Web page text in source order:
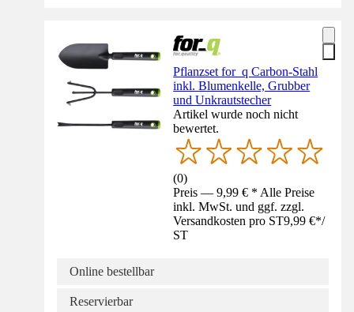
Pflanzset for_q Carbon-Stahl
inkl. Blumenkelle, Grubber
und Unkrautstecher
Artikel wurde noch nicht
bewertet.
(0)
Preis — 9,99 € * Alle Preise
inkl. MwSt. und ggf. zzgl.
Versandkosten pro ST9,99 €*/
ST
Online bestellbar
Reservierbar